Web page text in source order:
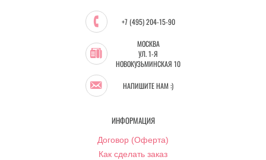
+7 (495) 204-15-90
МОСКВА
УЛ. 1-Я
НОВОКУЗЬМИНСКАЯ 10
НАПИШИТЕ НАМ :)
ИНФОРМАЦИЯ
Договор (Оферта)
Как сделать заказ